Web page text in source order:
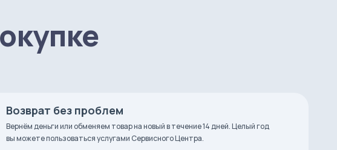
Возврат без проблем
Вернём деньги или обменяем товар на новый в течение 14 дней. Целый год
вы можете пользоваться услугами Сервисного Центра.